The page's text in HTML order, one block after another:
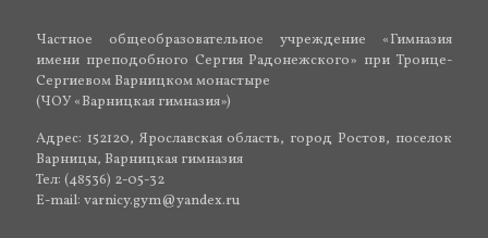
Частное общеобразовательное учреждение «Гимназия
имени преподобного Сергия Радонежского» при Троице-
Сергиевом Варницком монастыре
(ЧОУ «Варницкая гимназия»)
Адрес: 152120, Ярославская область, город Ростов, поселок
Варницы, Варницкая гимназия
Тел: (48536) 2-05-32
E-mail: varnicy.gym@yandex.ru